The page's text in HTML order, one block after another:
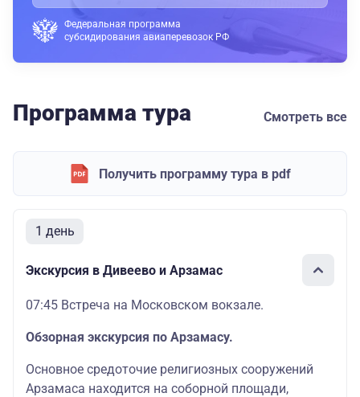
Федеральная программа
субсидирования авиаперевозок РФ
Программа тура Смотреть все
Получить программу тура в pdf
1 день
Экскурсия в Дивеево и Арзамас
07:45 Встреча на Московском вокзале.
Обзорная экскурсия по Арзамасу.
Основное средоточие религиозных сооружений
Арзамаса находится на соборной площади,